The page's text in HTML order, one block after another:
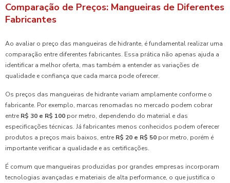
Comparação de Preços: Mangueiras de Diferentes
Fabricantes
Ao avaliar o preço das mangueiras de hidrante, é fundamental realizar uma
comparação entre diferentes fabricantes. Essa prática não apenas ajuda a
identificar a melhor oferta, mas também a entender as variações de
qualidade e confiança que cada marca pode oferecer.
Os preços das mangueiras de hidrante variam amplamente conforme o
fabricante. Por exemplo, marcas renomadas no mercado podem cobrar
entre R$ 30 e R$ 100 por metro, dependendo do material e das
especificações técnicas. Já fabricantes menos conhecidos podem oferecer
produtos a preços mais baixos, entre R$ 20 e R$ 50 por metro, porém é
importante verificar a qualidade e as certificações.
É comum que mangueiras produzidas por grandes empresas incorporam
tecnologias avançadas e materiais de alta performance, o que justifica o